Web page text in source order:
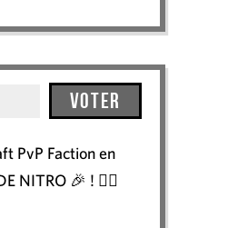
Voter
PvP Faction en
NITRO 🎉 ! 👮‍♂️